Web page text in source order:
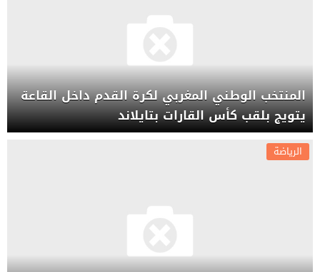
المنتخب الوطني المغربي لكرة القدم داخل القاعة
يتويج بلقب كأس القارات بتايلاند
الرياضة